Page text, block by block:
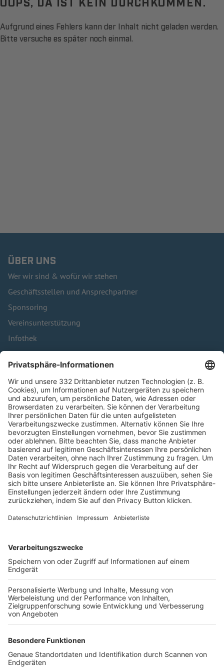
Aufgrund eines Fehlers kann der Inhalt nicht geladen werden.
Bitte versuche es später noch einmal.
ÜBER UNS
Wer wir sind & wofür wir stehen
Geschäftsstellen und Ansprechpartner
Sponsoring
Vereinsunterstützung
Infothek
Kontakt
HÄUFIG BESUCHTE SEITEN
Pässe und Vereinswechsel
Trainerausbildung
Schulungsangebot Vereinsmitarbeiter
BFV-Geschäftsstellen
Trainerbörse
Login SpielPlus
FOLGE DEM BFV
TOP-VEREINE
TOP-PARTNER